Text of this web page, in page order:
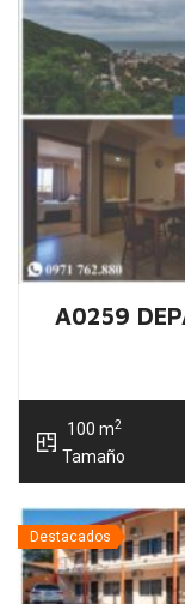
A0259
100 m2
Tamaño
Destacados